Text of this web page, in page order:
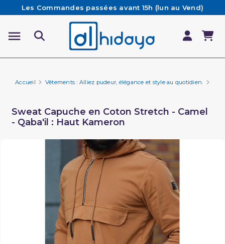
Les Commandes passées avant 15h (lun au Vend)
sont préparées et expédiées le jour même
Besoin d'aide ? Retrouvez notre FAQ
Livraison offerte à partir de 65€ d'achat*
Accueil Vêtements : Alliez pudeur, élégance et style au quotidien.
Sweat Capuche en Coton Stretch - Camel
- Qaba'il : Haut Kameron